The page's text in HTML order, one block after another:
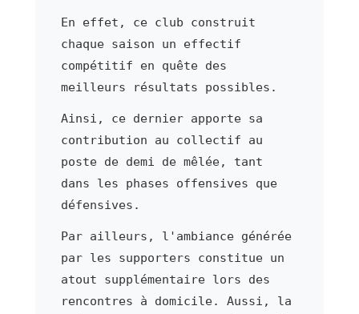
En effet, ce club construit
chaque saison un effectif
compétitif en quête des
meilleurs résultats possibles.
Ainsi, ce dernier apporte sa
contribution au collectif au
poste de demi de mêlée, tant
dans les phases offensives que
défensives.
Par ailleurs, l'ambiance générée
par les supporters constitue un
atout supplémentaire lors des
rencontres à domicile. Aussi, la